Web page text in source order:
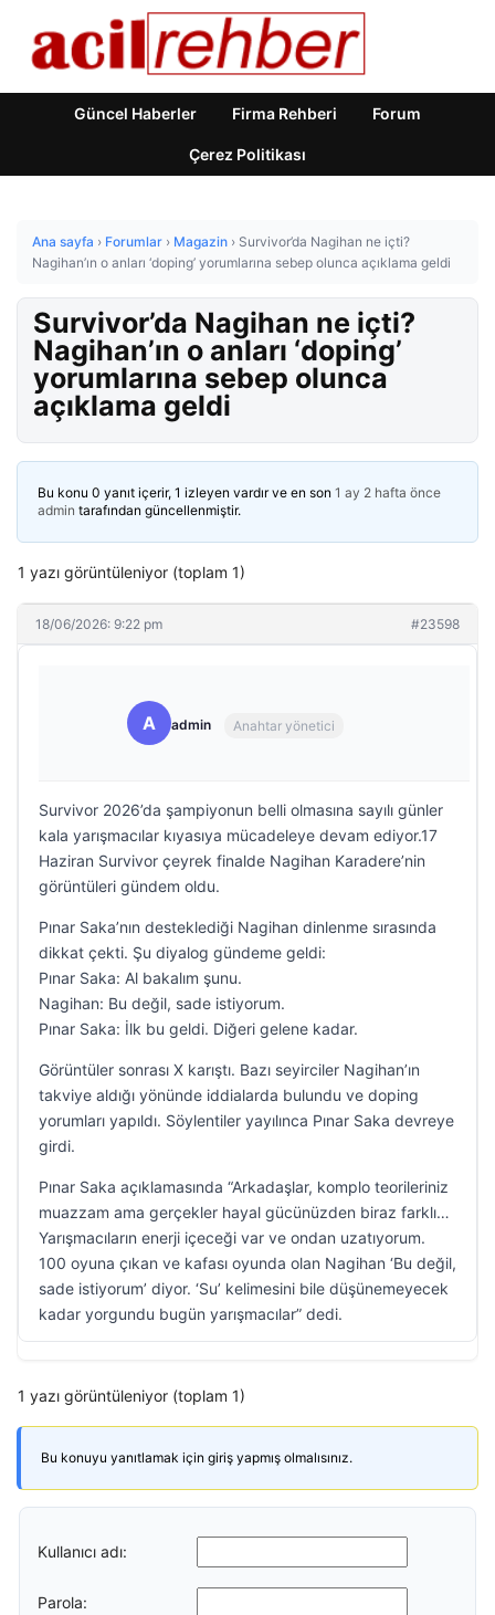
Güncel Haberler Firma Rehberi Forum
Çerez Politikası
Ana sayfa › Forumlar › Magazin › Survivor’da Nagihan ne içti?
Nagihan’ın o anları ‘doping’ yorumlarına sebep olunca açıklama geldi
Survivor’da Nagihan ne içti?
Nagihan’ın o anları ‘doping’
yorumlarına sebep olunca
açıklama geldi
Bu konu 0 yanıt içerir, 1 izleyen vardır ve en son 1 ay 2 hafta önce
admin tarafından güncellenmiştir.
1 yazı görüntüleniyor (toplam 1)
18/06/2026: 9:22 pm #23598
A admin Anahtar yönetici
Survivor 2026’da şampiyonun belli olmasına sayılı günler
kala yarışmacılar kıyasıya mücadeleye devam ediyor.17
Haziran Survivor çeyrek finalde Nagihan Karadere’nin
görüntüleri gündem oldu.
Pınar Saka’nın desteklediği Nagihan dinlenme sırasında
dikkat çekti. Şu diyalog gündeme geldi:
Pınar Saka: Al bakalım şunu.
Nagihan: Bu değil, sade istiyorum.
Pınar Saka: İlk bu geldi. Diğeri gelene kadar.
Görüntüler sonrası X karıştı. Bazı seyirciler Nagihan’ın
takviye aldığı yönünde iddialarda bulundu ve doping
yorumları yapıldı. Söylentiler yayılınca Pınar Saka devreye
girdi.
Pınar Saka açıklamasında “Arkadaşlar, komplo teorileriniz
muazzam ama gerçekler hayal gücünüzden biraz farklı…
Yarışmacıların enerji içeceği var ve ondan uzatıyorum.
100 oyuna çıkan ve kafası oyunda olan Nagihan ‘Bu değil,
sade istiyorum’ diyor. ‘Su’ kelimesini bile düşünemeyecek
kadar yorgundu bugün yarışmacılar” dedi.
1 yazı görüntüleniyor (toplam 1)
Bu konuyu yanıtlamak için giriş yapmış olmalısınız.
Kullanıcı adı:
Parola: